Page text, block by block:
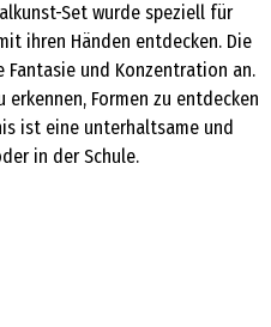
Set wurde speziell für
ihren Händen entdecken. Die
und Konzentration an.
erkennen, Formen zu entdecken
ist eine unterhaltsame und
in der Schule.